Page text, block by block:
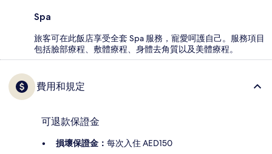
Spa
旅客可在此飯店享受全套 Spa 服務，寵愛呵護自己。服務項目
包括臉部療程、敷體療程、身體去角質以及美體療程。
費用和規定
可退款保證金
損壞保證金： 每次入住 AED150